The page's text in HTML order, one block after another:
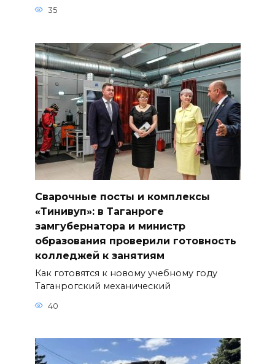
35
Сварочные посты и комплексы
«Тинивуп»: в Таганроге
замгубернатора и министр
образования проверили готовность
колледжей к занятиям
Как готовятся к новому учебному году
Таганрогский механический
40